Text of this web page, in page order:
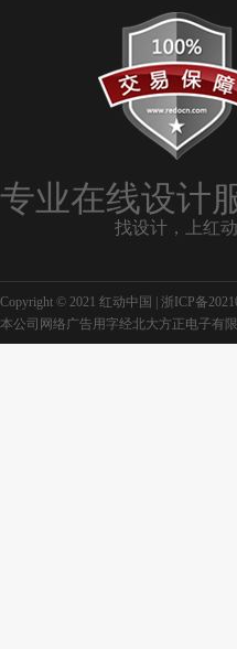
专业在线设计
找设计，上红动
Copyright © 2021 红动中国 | 浙ICP备
本公司网络广告用字经北大方正电子